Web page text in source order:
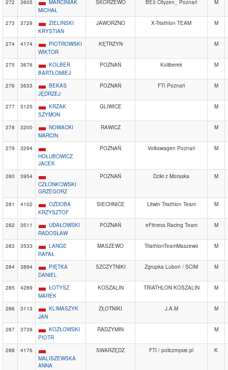
272
3605
MARCINIAK
MICHAŁ
SKÓRZEWO BE3 Cityzen_ Poznań M
273 3729
ZIELINSKI
KRYSTIAN
JAWORZNO X-Triathlon TEAM M
274 4174
PIOTROWSKI
WIKTOR
KĘTRZYN M
275 3676
KOLBER
BARTŁOMIEJ
POZNAŃ Koliberek M
276 3633
BEKAS
JĘDRZEJ
POZNAŃ FTI Poznań M
277 3125
KRZAK
SZYMON
GLIWICE M
278 3200
NOWACKI
MARCIN
RAWICZ M
279
3294
HOŁUBOWICZ
JACEK
POZNAŃ Volkswagen Poznań M
280
3954
CZŁONKOWSKI
GRZEGORZ
POZNAŃ Dziki z Moraska M
281 4102
OZDOBA
KRZYSZTOF
SIECHNICE Litwin Triathlon Team M
282 3511
UDAŁOWSKI
RADOSŁAW
POZNAŃ eFitness Racing Team M
283 3533
LANGE
RAFAŁ
MASZEWO TriathlonTeamMaszewo M
284 3894
PIĘTKA
DANIEL
SZCZYTNIKI Zgrupka Luboń / SCIM M
285 4289
ŁOTYSZ
MAREK
KOSZALIN TRIATHLON KOSZALIN M
286 3113
KLIMASZYK
JAN
ZŁOTNIKI J.A.M M
287 3739
KOZŁOWSKI
PIOTR
RADZYMIN M
288
4176
MALISZEWSKA
ANNA
SWARZĘDZ FTI / policzmysie.pl K